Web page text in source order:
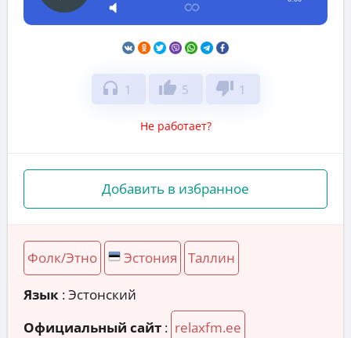
headphones 1 thumb_up 5 thumb_down 1
Не работает?
Добавить в избранное
Фолк/Этно Эстония Таллин
Язык : Эстонский
Официальный сайт : relaxfm.ee